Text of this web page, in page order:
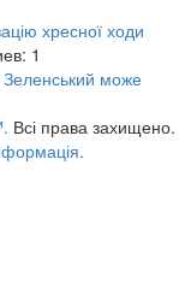
хресної ходи
1
Зеленський може
Всі права захищено.